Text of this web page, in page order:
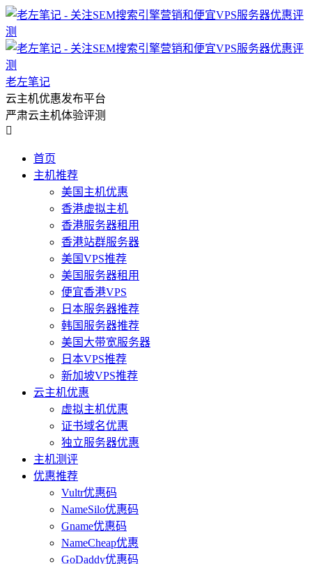
老左笔记
云主机优惠发布平台
严肃云主机体验评测

首页
主机推荐
美国主机优惠
香港虚拟主机
香港服务器租用
香港站群服务器
美国VPS推荐
美国服务器租用
便宜香港VPS
日本服务器推荐
韩国服务器推荐
美国大带宽服务器
日本VPS推荐
新加坡VPS推荐
云主机优惠
虚拟主机优惠
证书域名优惠
独立服务器优惠
主机测评
优惠推荐
Vultr优惠码
NameSilo优惠码
Gname优惠码
NameCheap优惠
GoDaddy优惠码